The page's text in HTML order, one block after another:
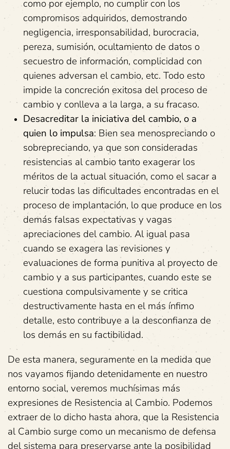
como por ejemplo, no cumplir con los
compromisos adquiridos, demostrando
negligencia, irresponsabilidad, burocracia,
pereza, sumisión, ocultamiento de datos o
secuestro de información, complicidad con
quienes adversan el cambio, etc. Todo esto
impide la concreción exitosa del proceso de
cambio y conlleva a la larga, a su fracaso.
Desacreditar la iniciativa del cambio, o a
quien lo impulsa: Bien sea menospreciando o
sobrepreciando, ya que son consideradas
resistencias al cambio tanto exagerar los
méritos de la actual situación, como el sacar a
relucir todas las dificultades encontradas en el
proceso de implantación, lo que produce en los
demás falsas expectativas y vagas
apreciaciones del cambio. Al igual pasa
cuando se exagera las revisiones y
evaluaciones de forma punitiva al proyecto de
cambio y a sus participantes, cuando este se
cuestiona compulsivamente y se critica
destructivamente hasta en el más ínfimo
detalle, esto contribuye a la desconfianza de
los demás en su factibilidad.
De esta manera, seguramente en la medida que
nos vayamos fijando detenidamente en nuestro
entorno social, veremos muchísimas más
expresiones de Resistencia al Cambio. Podemos
extraer de lo dicho hasta ahora, que la Resistencia
al Cambio surge como un mecanismo de defensa
del sistema para preservarse ante la posibilidad